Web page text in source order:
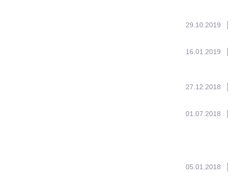
29.10.2019
16.01.2019
27.12.2018
01.07.2018
05.01.2018